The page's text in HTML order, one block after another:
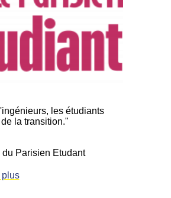
les étudiants
la transition."
du Parisien Etudant
plus